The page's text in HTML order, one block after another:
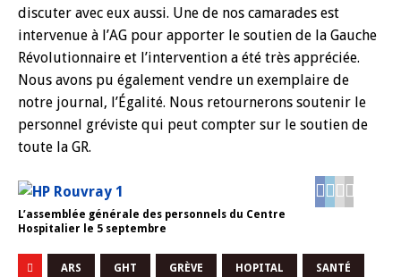
discuter avec eux aussi. Une de nos camarades est
intervenue à l’AG pour apporter le soutien de la Gauche
Révolutionnaire et l’intervention a été très appréciée.
Nous avons pu également vendre un exemplaire de
notre journal, l’Égalité. Nous retournerons soutenir le
personnel gréviste qui peut compter sur le soutien de
toute la GR.
L’assemblée générale des personnels du Centre
Hospitalier le 5 septembre
ARS GHT GRÈVE HOPITAL SANTÉ